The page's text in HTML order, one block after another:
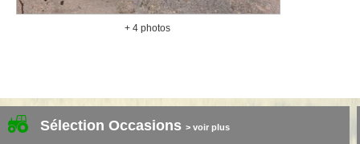
+ 4 photos
Sélection Occasions > voir plus